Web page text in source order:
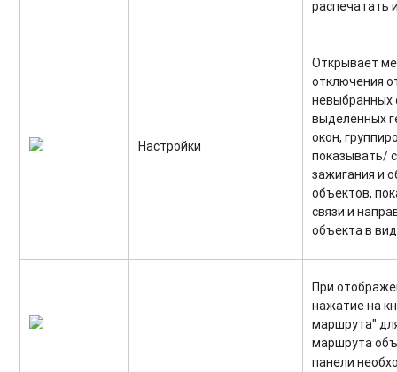
распечатать
Настройки
Открывает
отключения
невыбранных
выделенных
окон,
показывать/
зажигания и
объектов,
связи и
объекта в
При
нажатие на
маршрута"
маршрута
панели